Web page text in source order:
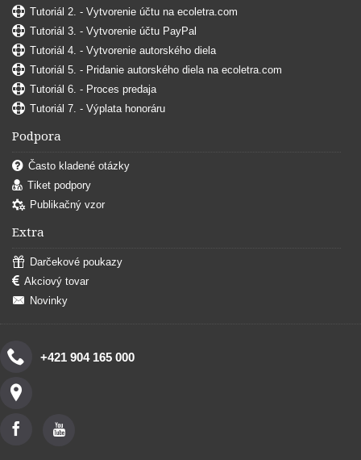
Tutoriál 2. - Vytvorenie účtu na ecoletra.com
Tutoriál 3. - Vytvorenie účtu PayPal
Tutoriál 4. - Vytvorenie autorského diela
Tutoriál 5. - Pridanie autorského diela na ecoletra.com
Tutoriál 6. - Proces predaja
Tutoriál 7. - Výplata honoráru
Podpora
Často kladené otázky
Tiket podpory
Publikačný vzor
Extra
Darčekové poukazy
Akciový tovar
Novinky
+421 904 165 000